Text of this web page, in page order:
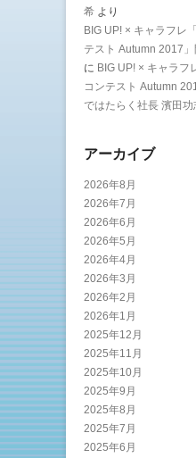
希 より
BIG UP! × キャラフレ
テスト Autumn 2017
に BIG UP! × キャラフ
コンテスト Autumn
ではたらく社長 濱田
アーカイブ
2026年8月
2026年7月
2026年6月
2026年5月
2026年4月
2026年3月
2026年2月
2026年1月
2025年12月
2025年11月
2025年10月
2025年9月
2025年8月
2025年7月
2025年6月